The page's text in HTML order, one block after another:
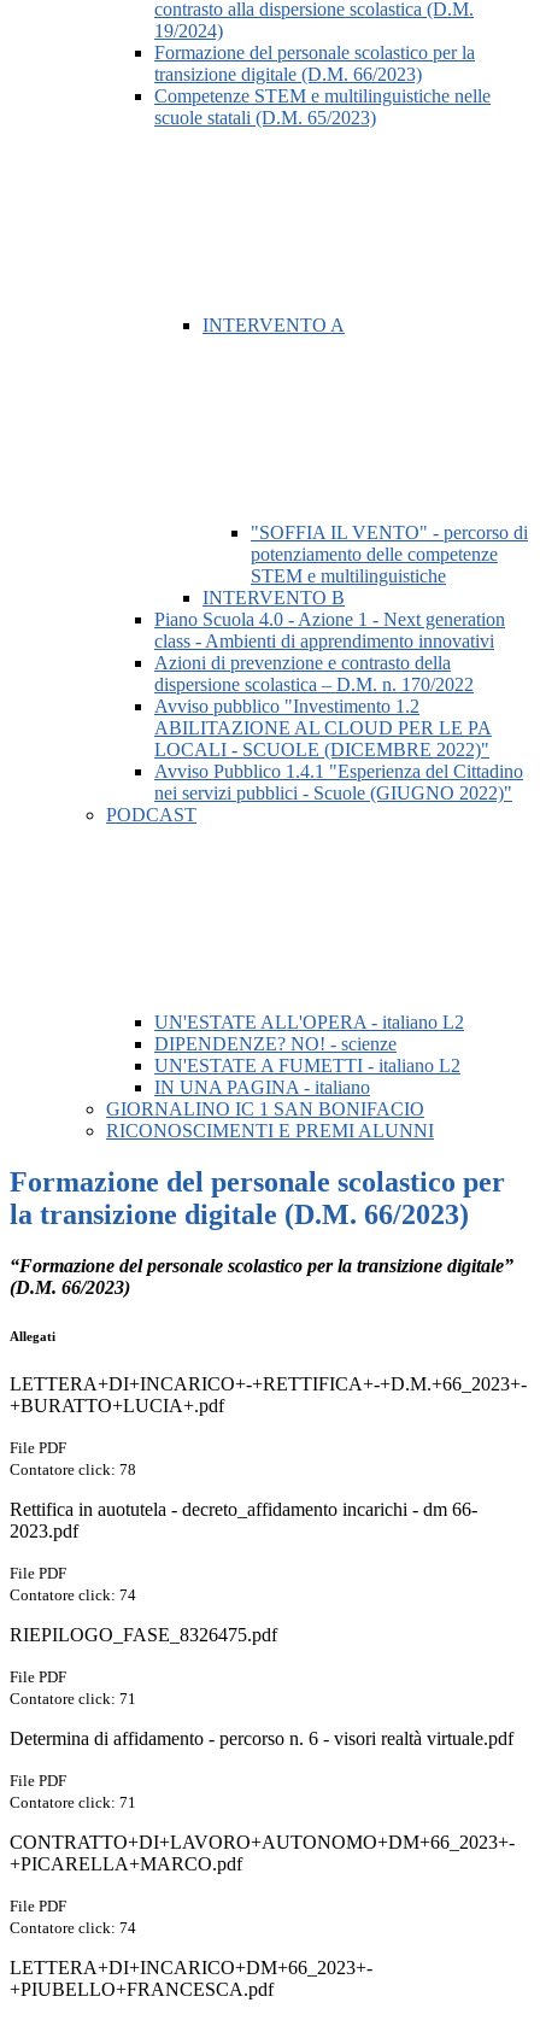
contrasto alla dispersione scolastica (D.M.
19/2024)
Formazione del personale scolastico per la
transizione digitale (D.M. 66/2023)
Competenze STEM e multilinguistiche nelle
scuole statali (D.M. 65/2023)
INTERVENTO A
"SOFFIA IL VENTO" - percorso di
potenziamento delle competenze
STEM e multilinguistiche
INTERVENTO B
Piano Scuola 4.0 - Azione 1 - Next generation
class - Ambienti di apprendimento innovativi
Azioni di prevenzione e contrasto della
dispersione scolastica – D.M. n. 170/2022
Avviso pubblico "Investimento 1.2
ABILITAZIONE AL CLOUD PER LE PA
LOCALI - SCUOLE (DICEMBRE 2022)"
Avviso Pubblico 1.4.1 "Esperienza del Cittadino
nei servizi pubblici - Scuole (GIUGNO 2022)"
PODCAST
UN'ESTATE ALL'OPERA - italiano L2
DIPENDENZE? NO! - scienze
UN'ESTATE A FUMETTI - italiano L2
IN UNA PAGINA - italiano
GIORNALINO IC 1 SAN BONIFACIO
RICONOSCIMENTI E PREMI ALUNNI
Formazione del personale scolastico per
la transizione digitale (D.M. 66/2023)
“Formazione del personale scolastico per la transizione digitale”
(D.M. 66/2023)
Allegati
LETTERA+DI+INCARICO+-+RETTIFICA+-+D.M.+66_2023+-
+BURATTO+LUCIA+.pdf
File PDF
Contatore click: 78
Rettifica in auotutela - decreto_affidamento incarichi - dm 66-
2023.pdf
File PDF
Contatore click: 74
RIEPILOGO_FASE_8326475.pdf
File PDF
Contatore click: 71
Determina di affidamento - percorso n. 6 - visori realtà virtuale.pdf
File PDF
Contatore click: 71
CONTRATTO+DI+LAVORO+AUTONOMO+DM+66_2023+-
+PICARELLA+MARCO.pdf
File PDF
Contatore click: 74
LETTERA+DI+INCARICO+DM+66_2023+-
+PIUBELLO+FRANCESCA.pdf